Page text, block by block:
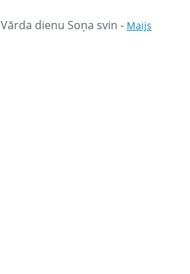
Vārda dienu Soņa svin - Maijs